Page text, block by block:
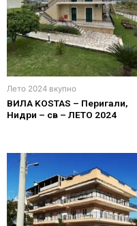
Лето 2024 вкупно
ВИЛА KOSTAS – Перигали,
Нидри – св – ЛЕТО 2024